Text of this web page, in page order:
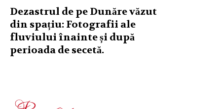
Dezastrul de pe Dunăre văzut
din spațiu: Fotografii ale
fluviului înainte și după
perioada de secetă.